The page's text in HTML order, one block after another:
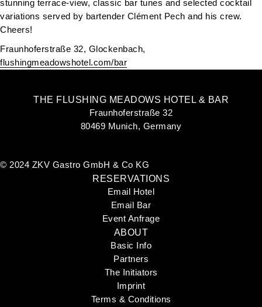
stunning terrace-view, classic bar tunes and selected cocktail
variations served by bartender Clément Pech and his crew.
Cheers!
Fraunhoferstraße 32, Glockenbach,
flushingmeadowshotel.com/bar
THE FLUSHING MEADOWS HOTEL & BAR
Fraunhoferstraße 32
80469 Munich, Germany
© 2024 ZKV Gastro GmbH & Co KG
RESERVATIONS
Email Hotel
Email Bar
Event Anfrage
ABOUT
Basic Info
Partners
The Initiators
Imprint
Terms & Conditions